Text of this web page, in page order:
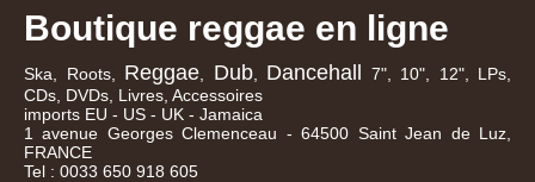
Boutique reggae en ligne
Ska, Roots, Reggae Dub, Dancehall
7", 10", 12", LPs,
CDs, DVDs, Livres, Accessoires
imports EU - US - UK - Jamaica
1 avenue Georges Clemenceau - 64500 Saint Jean de Luz,
FRANCE
Tel : 0033 650 918 605